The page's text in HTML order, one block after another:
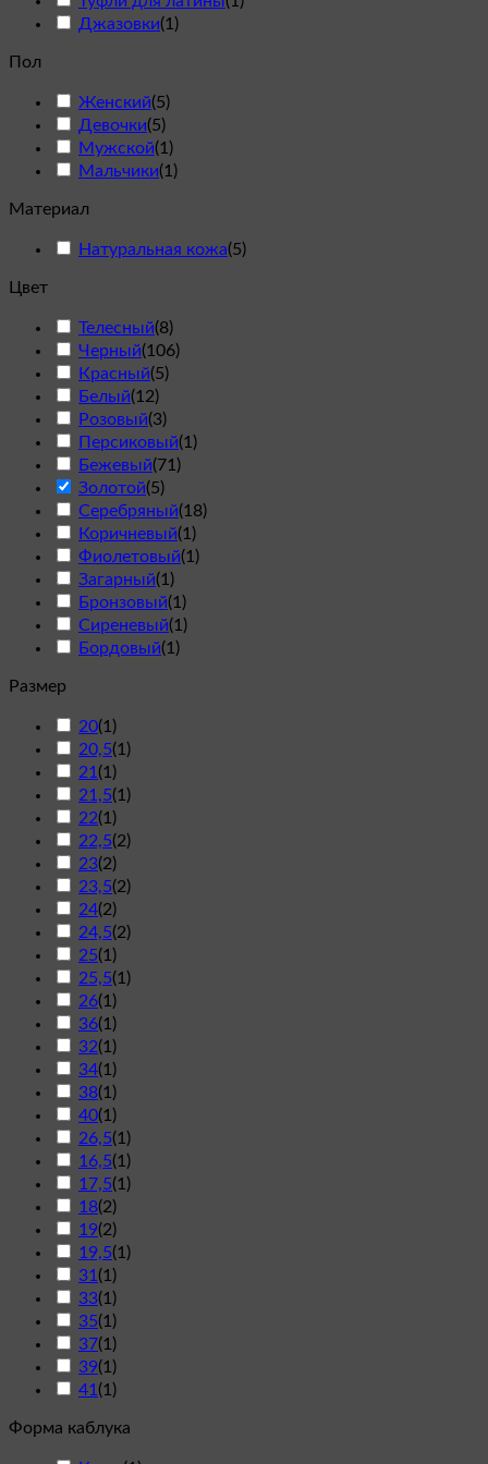
Джазовки(1 )
Пол
Женский(5)
Девочки(5)
Мужской(1 )
Мальчики(1 )
Материал
Натуральная кожа(5)
Цвет
Телесный(8)
Черный(106)
Красный(5)
Белый(12)
Розовый(3)
Персиковый(1 )
Бежевый(71 )
Золотой(5)
Серебряный(18)
Коричневый(1 )
Фиолетовый(1 )
Загарный(1 )
Бронзовый(1 )
Сиреневый(1 )
Бордовый(1 )
Размер
20(1 )
20,5(1 )
21 (1 )
21,5(1 )
22(1 )
22,5(2)
23(2)
23,5(2)
24(2)
24,5(2)
25(1 )
25,5(1 )
26(1 )
36(1 )
32(1 )
34(1 )
38(1 )
40(1 )
26,5(1 )
16,5(1 )
17,5(1 )
18(2)
19(2)
19,5(1 )
31 (1 )
33(1 )
35(1 )
37(1 )
39(1 )
41 (1 )
Форма каблука